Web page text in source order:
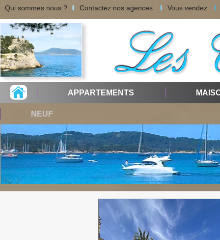
Qui sommes nous ? Contactez nos agences Vous vendez
APPARTEMENTS
NEUF